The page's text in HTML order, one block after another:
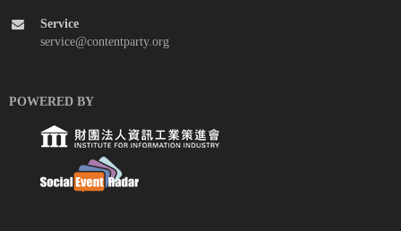
Service
service@contentparty.org
POWERED BY